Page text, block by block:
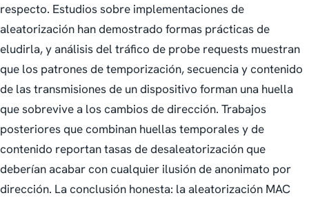
respecto. Estudios sobre implementaciones de
aleatorización han demostrado formas prácticas de
eludirla, y análisis del tráfico de probe requests muestran
que los patrones de temporización, secuencia y contenido
de las transmisiones de un dispositivo forman una huella
que sobrevive a los cambios de dirección. Trabajos
posteriores que combinan huellas temporales y de
contenido reportan tasas de desaleatorización que
deberían acabar con cualquier ilusión de anonimato por
dirección. La conclusión honesta: la aleatorización MAC